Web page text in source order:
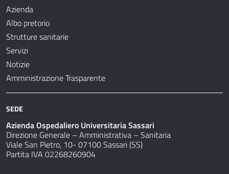
Azienda
Albo pretorio
Strutture sanitarie
Servizi
Notizie
Amministrazione Trasparente
SEDE
Azienda Ospedaliero Universitaria Sassari
Direzione Generale – Amministrativa – Sanitaria
Viale San Pietro, 10- 07100 Sassari (SS)
Partita IVA 02268260904